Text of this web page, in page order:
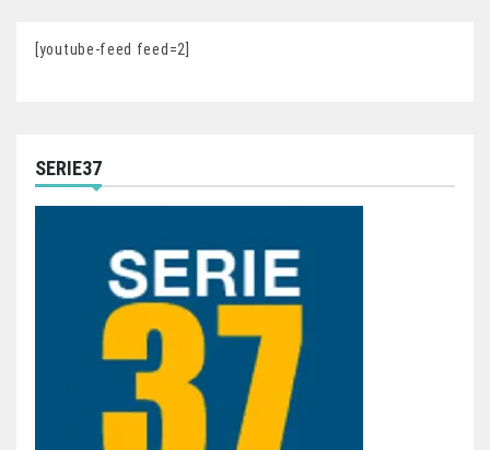
[youtube-feed feed=2]
SERIE37